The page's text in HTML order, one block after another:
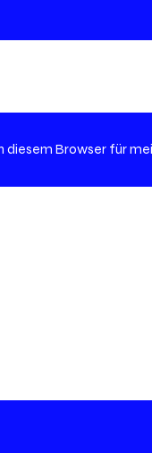
diesem Browser für